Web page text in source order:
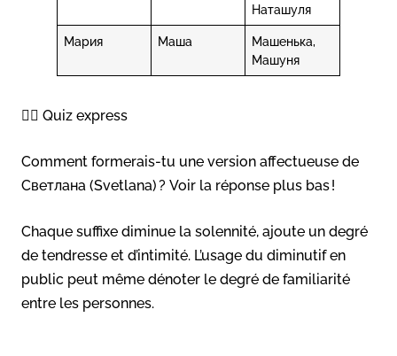
Наташуля
Мария Маша
Машенька,
Машуня
👉🏻 Quiz express
Comment formerais-tu une version affectueuse de
Светлана (Svetlana) ? Voir la réponse plus bas !
Chaque suffixe diminue la solennité, ajoute un degré
de tendresse et d’intimité. L’usage du diminutif en
public peut même dénoter le degré de familiarité
entre les personnes.